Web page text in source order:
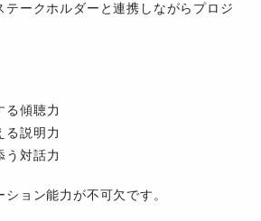
テークホルダーと連携しながらプロジ
る傾聴力
る説明力
う対話力
ョン能力が不可欠です。